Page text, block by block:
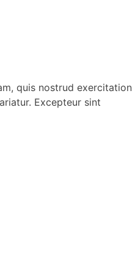
quis nostrud exercitation
Excepteur sint